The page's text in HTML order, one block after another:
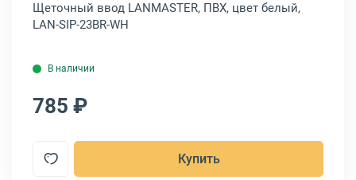
Щеточный ввод LANMASTER, ПВХ, цвет белый,
LAN-SIP-23BR-WH
В наличии
785 ₽
Купить